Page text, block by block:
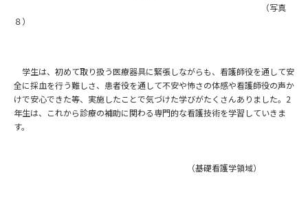
（写真
８）
学生は、初めて取り扱う医療器具に緊張しながらも、看護師役を通して安
全に採血を行う難しさ、患者役を通して不安や怖さの体感や看護師役の声か
けで安心できた等、実施したことで気づけた学びがたくさんありました。2
年生は、これから診療の補助に関わる専門的な看護技術を学習していきま
す。
（基礎看護学領域）